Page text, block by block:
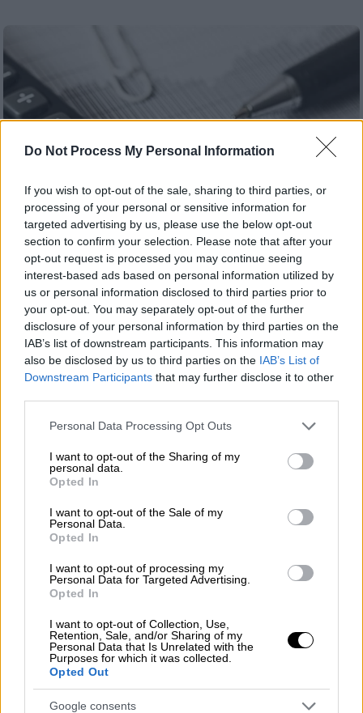
Do Not Process My Personal Information
If you wish to opt-out of the sale, sharing to third parties, or
processing of your personal or sensitive information for
targeted advertising by us, please use the below opt-out
section to confirm your selection. Please note that after your
opt-out request is processed you may continue seeing
interest-based ads based on personal information utilized by
us or personal information disclosed to third parties prior to
your opt-out. You may separately opt-out of the further
disclosure of your personal information by third parties on the
IAB’s list of downstream participants. This information may
also be disclosed by us to third parties on the IAB’s List of
Downstream Participants that may further disclose it to other
Please note that this website/app uses one or more Google
not limited to your visit or usage behaviour. You may click to
grant or deny consent to Google and its third-party tags to
use your data for below specified purposes in below Google
consent section.
Personal Data Processing Opt Outs
I want to opt-out of the Sharing of my
personal data.
Opted In
I want to opt-out of the Sale of my
Personal Data.
Opted In
I want to opt-out of processing my
Personal Data for Targeted Advertising.
Opted In
I want to opt-out of Collection, Use,
Retention, Sale, and/or Sharing of my
Personal Data that Is Unrelated with the
Purposes for which it was collected.
Opted Out
Google consents
Οικονομία|25.07.2023 04:28
Πότε λήγει η προθεσμία για τις
διορθώσεις στο Ε9 και τα μισθωτήρια
Ποια είναι η διαδικασία
Οικονομία|10.10.2022 07:25
Real estate: Επενδυτικές προοπτικές
στη Θεσσαλονίκη, τεράστια έλλειψη